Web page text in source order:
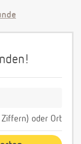
oder Ort